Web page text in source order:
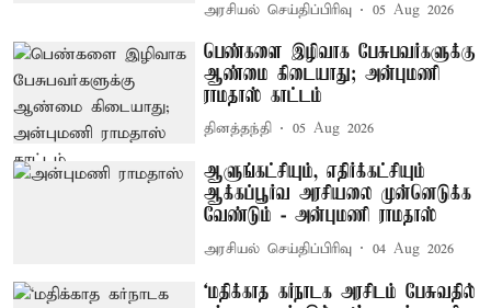
அரசியல் செய்திப்பிரிவு 05 Aug 2026
பெண்களை இழிவாக பேசுபவர்களுக்கு
ஆண்மை கிடையாது; அன்புமணி
ராமதாஸ் காட்டம்
தினத்தந்தி 05 Aug 2026
ஆளுங்கட்சியும், எதிர்க்கட்சியும்
ஆக்கப்பூர்வ அரசியலை முன்னெடுக்க
வேண்டும் - அன்புமணி ராமதாஸ்
அரசியல் செய்திப்பிரிவு 04 Aug 2026
‘மதிக்காத கர்நாடக அரசிடம் பேசுவதில்